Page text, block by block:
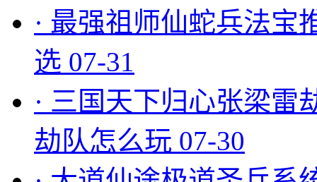
· 最强祖师仙蛇兵法宝
选 07-31
· 三国天下归心张梁雷
劫队怎么玩 07-30